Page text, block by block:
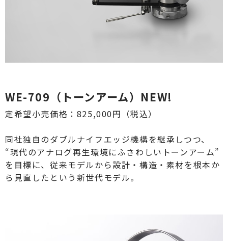
WE-709（トーンアーム）NEW!
定希望小売価格：825,000円（税込）
同社独自のダブルナイフエッジ機構を継承しつつ、
“現代のアナログ再生環境にふさわしいトーンアーム”
を目標に、従来モデルから設計・構造・素材を根本か
ら見直したという新世代モデル。